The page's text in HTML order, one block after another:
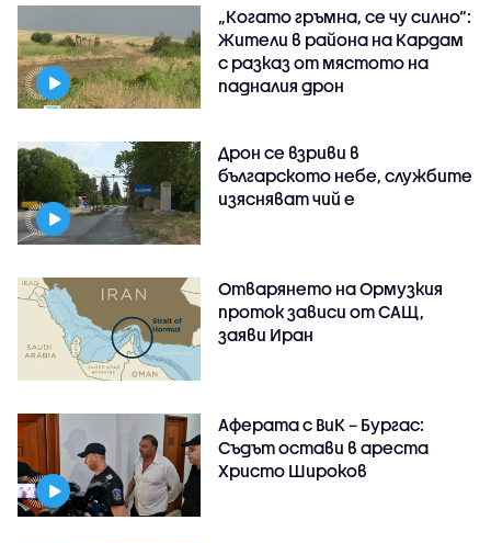
„Когато гръмна, се чу силно“:
Жители в района на Кардам
с разказ от мястото на
падналия дрон
Дрон се взриви в
българското небе, службите
изясняват чий е
Отварянето на Ормузкия
проток зависи от САЩ,
заяви Иран
Аферата с ВиК – Бургас:
Съдът остави в ареста
Христо Широков